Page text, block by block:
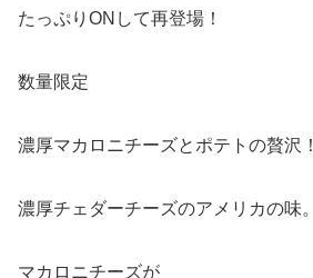
たっぷりONして再登場！
数量限定
濃厚マカロニチーズとポテトの贅沢！
濃厚チェダーチーズのアメリカの味。
マカロニチーズが